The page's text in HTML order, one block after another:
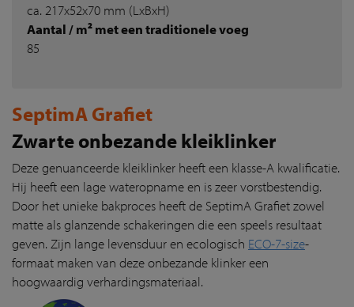
ca. 217x52x70 mm (LxBxH)
Aantal / m² met een traditionele voeg
85
SeptimA Grafiet
Zwarte onbezande kleiklinker
Deze genuanceerde kleiklinker heeft een klasse-A kwalificatie.
Hij heeft een lage wateropname en is zeer vorstbestendig.
Door het unieke bakproces heeft de SeptimA Grafiet zowel
matte als glanzende schakeringen die een speels resultaat
geven. Zijn lange levensduur en ecologisch ECO-7-size-
formaat maken van deze onbezande klinker een
hoogwaardig verhardingsmateriaal.